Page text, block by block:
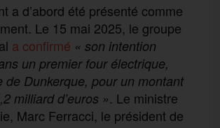
a d’abord été présenté comme
Le 15 mai 2025, le groupe
a confirmé « son intention
un premier four électrique,
de Dunkerque, pour un montant
milliard d’euros ». Le ministre
Marc Ferracci, le président de